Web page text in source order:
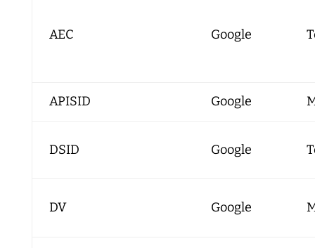
AEC Google
APISID Google
DSID Google
DV Google